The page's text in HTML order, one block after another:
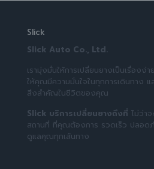
Slick
Slick Auto Co., Ltd.
เรามุ่งมั่นให้การเปลี่ยนยางเป็นเรื่อง
ให้คุณมีความมั่นใจในทุกการเดินทาง แ
สิ่งสำคัญในชีวิตของคุณ
Slick บริการเปลี่ยนยางถึงที่ ไม่ว่า
สถานที่ ที่คุณต้องการ รวดเร็ว ปลอ
ดูแลคุณทุกเส้นทาง